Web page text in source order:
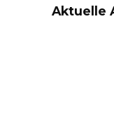
Aktuelle